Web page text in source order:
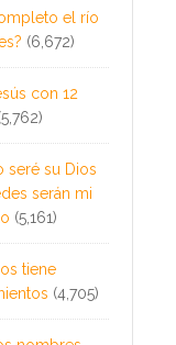
el río
(6,672)
con 12
seré su Dios
serán mi
(5,161)
tiene
(4,705)